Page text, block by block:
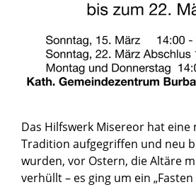
Das Hilfswerk Misereor hat
Tradition aufgegriffen und neu
wurden, vor Ostern, die Altäre
verhüllt – es ging um ein „Fasten